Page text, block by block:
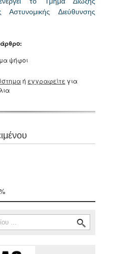
Αστυνομικής Διεύθυνσης
ψήφοι
ή εγγραφείτε για